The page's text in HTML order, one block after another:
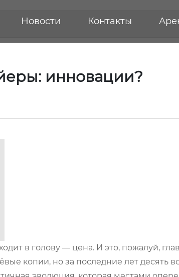
Новости Контакты
инновации?
в голову — цена. И это, пожалуй,
копии, но за последние лет десять